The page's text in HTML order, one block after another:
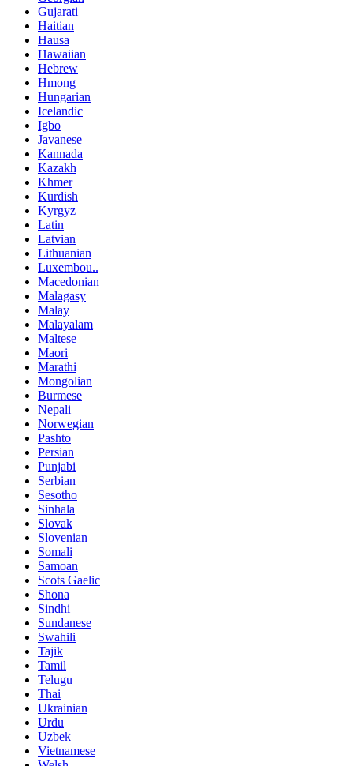
Gujarati
Haitian
Hausa
Hawaiian
Hebrew
Hmong
Hungarian
Icelandic
Igbo
Javanese
Kannada
Kazakh
Khmer
Kurdish
Kyrgyz
Latin
Latvian
Lithuanian
Luxembou..
Macedonian
Malagasy
Malay
Malayalam
Maltese
Maori
Marathi
Mongolian
Burmese
Nepali
Norwegian
Pashto
Persian
Punjabi
Serbian
Sesotho
Sinhala
Slovak
Slovenian
Somali
Samoan
Scots Gaelic
Shona
Sindhi
Sundanese
Swahili
Tajik
Tamil
Telugu
Thai
Ukrainian
Urdu
Uzbek
Vietnamese